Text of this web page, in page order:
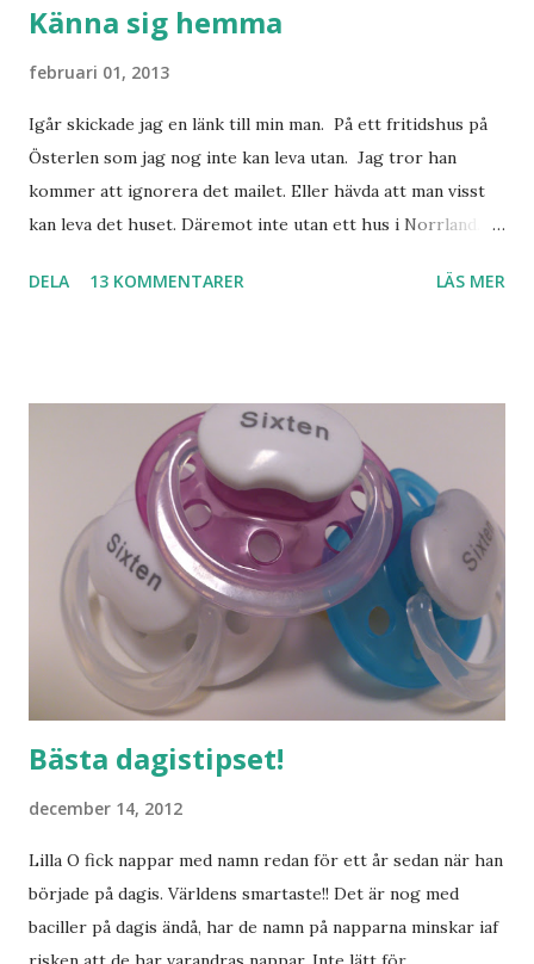
Känna sig hemma
februari 01, 2013
Igår skickade jag en länk till min man. På ett fritidshus på
Österlen som jag nog inte kan leva utan. Jag tror han
kommer att ignorera det mailet. Eller hävda att man visst
kan leva det huset. Däremot inte utan ett hus i Norrland.
används. Min man samlar på hus. Bara inte såna hus som
lånade från www.ystad.se
DELA 13 KOMMENTARER LÄS MER
Bästa dagistipset!
december 14, 2012
Lilla O fick nappar med namn redan för ett år sedan när han
började på dagis. Världens smartaste!! Det är nog med
baciller på dagis ändå, har de namn på napparna minskar iaf